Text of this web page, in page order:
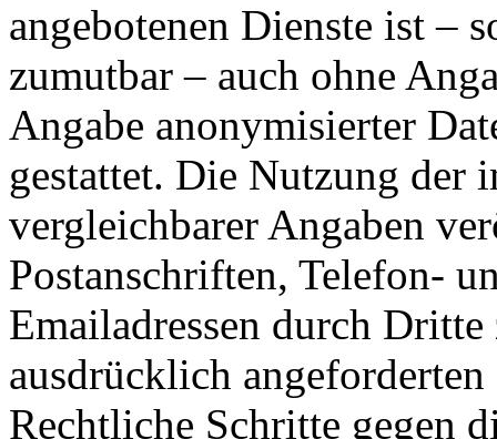
angebotenen Dienste ist –
zumutbar – auch ohne
Angabe anonymisierter
gestattet. Die Nutzung der
vergleichbarer Angaben
Postanschriften, Telefon-
Emailadressen durch
ausdrücklich
Rechtliche Schritte gegen